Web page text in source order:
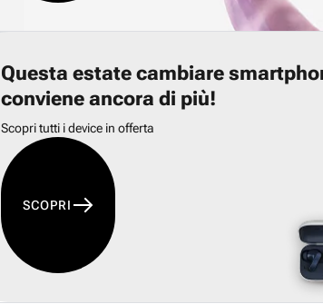
Questa estate cambiare
conviene ancora di più!
Scopri tutti i device in offerta
SCOPRI